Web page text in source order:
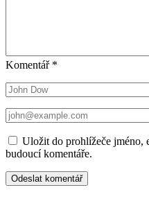
Komentář *
Uložit do prohlížeče jméno,
budoucí komentáře.